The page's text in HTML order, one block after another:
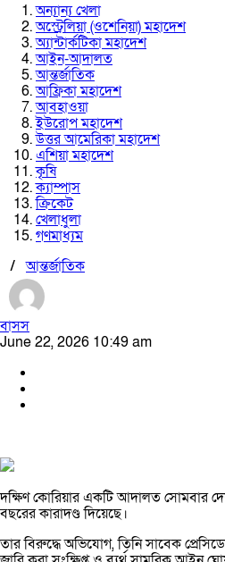
অন্যান্য খেলা
অস্ট্রেলিয়া (ওশেনিয়া) মহাদেশ
অ্যান্টার্কটিকা মহাদেশ
আইন-আদালত
আন্তর্জাতিক
আফ্রিকা মহাদেশ
আবহাওয়া
ইউরোপ মহাদেশ
উত্তর আমেরিকা মহাদেশ
এশিয়া মহাদেশ
কৃষি
ক্যাম্পাস
ক্রিকেট
খেলাধুলা
গণমাধ্যম
/আন্তর্জাতিক
বাসস
June 22, 2026 10:49 am
দক্ষিণ কোরিয়ার একটি আদালত সোমবার
বছরের কারাদণ্ড দিয়েছে।
তার বিরুদ্ধে অভিযোগ, তিনি সাবেক